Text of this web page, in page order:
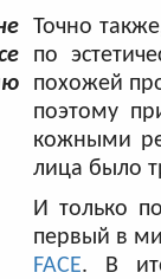
Точно
по
похожей
поэтому
кожными
лица было
И только
первый в
FACE. В